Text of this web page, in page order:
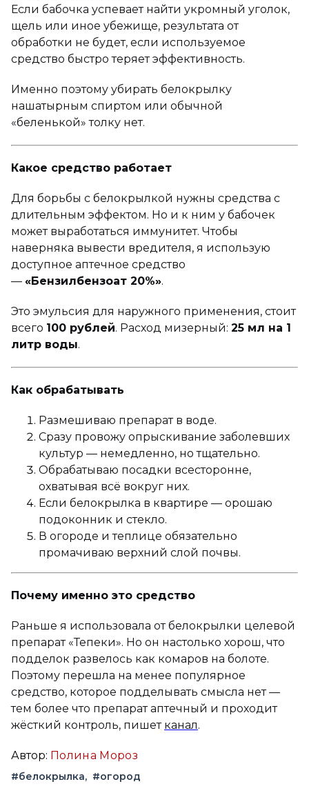
Если бабочка успевает найти укромный уголок,
щель или иное убежище, результата от
обработки не будет, если используемое
средство быстро теряет эффективность.
Именно поэтому убирать белокрылку
нашатырным спиртом или обычной
«беленькой» толку нет.
Какое средство работает
Для борьбы с белокрылкой нужны средства с
длительным эффектом. Но и к ним у бабочек
может выработаться иммунитет. Чтобы
наверняка вывести вредителя, я использую
доступное аптечное средство
— «Бензилбензоат 20%».
Это эмульсия для наружного применения, стоит
всего 100 рублей. Расход мизерный: 25 мл на 1
литр воды.
Как обрабатывать
Размешиваю препарат в воде.
Сразу провожу опрыскивание заболевших
культур — немедленно, но тщательно.
Обрабатываю посадки всесторонне,
охватывая всё вокруг них.
Если белокрылка в квартире — орошаю
подоконник и стекло.
В огороде и теплице обязательно
промачиваю верхний слой почвы.
Почему именно это средство
Раньше я использовала от белокрылки целевой
препарат «Тепеки». Но он настолько хорош, что
подделок развелось как комаров на болоте.
Поэтому перешла на менее популярное
средство, которое подделывать смысла нет —
тем более что препарат аптечный и проходит
жёсткий контроль, пишет канал.
Автор: Полина Мороз
#белокрылка #огород